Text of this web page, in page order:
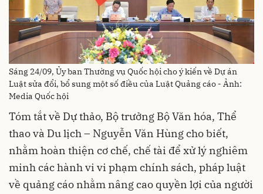
Sáng 24/09, Ủy ban Thường vụ Quốc hội cho ý kiến về Dự án
Luật sửa đổi, bổ sung một số điều của Luật Quảng cáo - Ảnh:
Media Quốc hội
Tóm tắt về Dự thảo, Bộ trưởng Bộ Văn hóa, Thể
thao và Du lịch – Nguyễn Văn Hùng cho biết,
nhằm hoàn thiện cơ chế, chế tài để xử lý nghiêm
minh các hành vi vi phạm chính sách, pháp luật
về quảng cáo nhằm nâng cao quyền lợi của người